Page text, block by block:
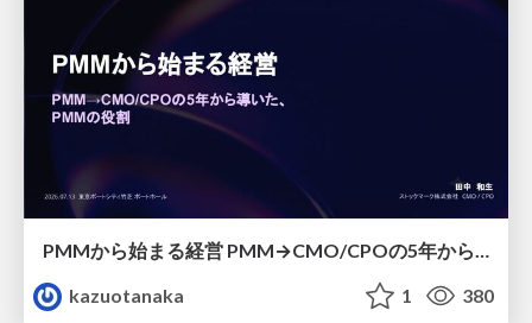
PMMから始まる経営 PMM→CMO/CPOの5年から導いた、 PMMの役割
kazuotanaka
1 380